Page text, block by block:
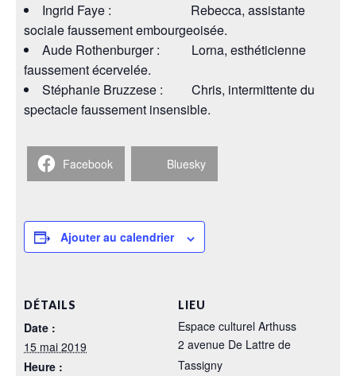
Ingrid Faye : Rebecca, assistante
sociale faussement embourgeoisée.
Aude Rothenburger : Lorna, esthéticienne
faussement écervelée.
Stéphanie Bruzzese : Chris, intermittente du
spectacle faussement insensible.
Facebook Bluesky
Ajouter au calendrier
DÉTAILS
Date :
15 mai 2019
Heure :
LIEU
Espace culturel Arthuss
2 avenue De Lattre de
Tassigny